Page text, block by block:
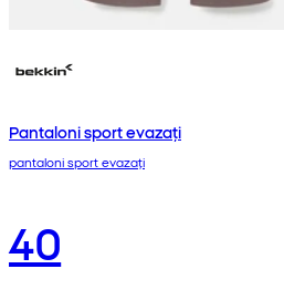
Pantaloni sport evazați
pantaloni sport evazați
40